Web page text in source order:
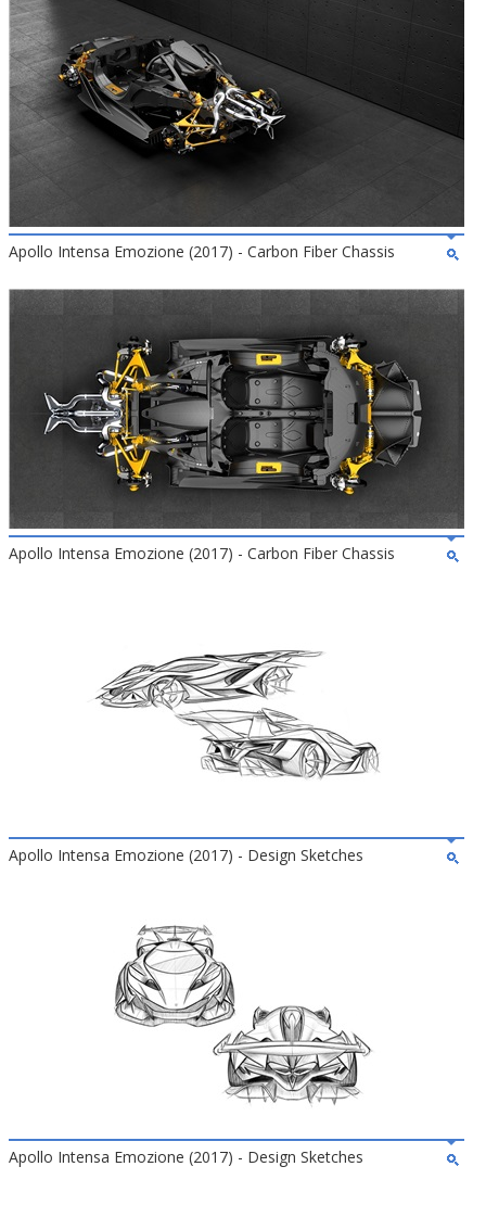
Apollo Intensa Emozione (2017) - Carbon Fiber Chassis
Apollo Intensa Emozione (2017) - Carbon Fiber Chassis
Apollo Intensa Emozione (2017) - Design Sketches
Apollo Intensa Emozione (2017) - Design Sketches